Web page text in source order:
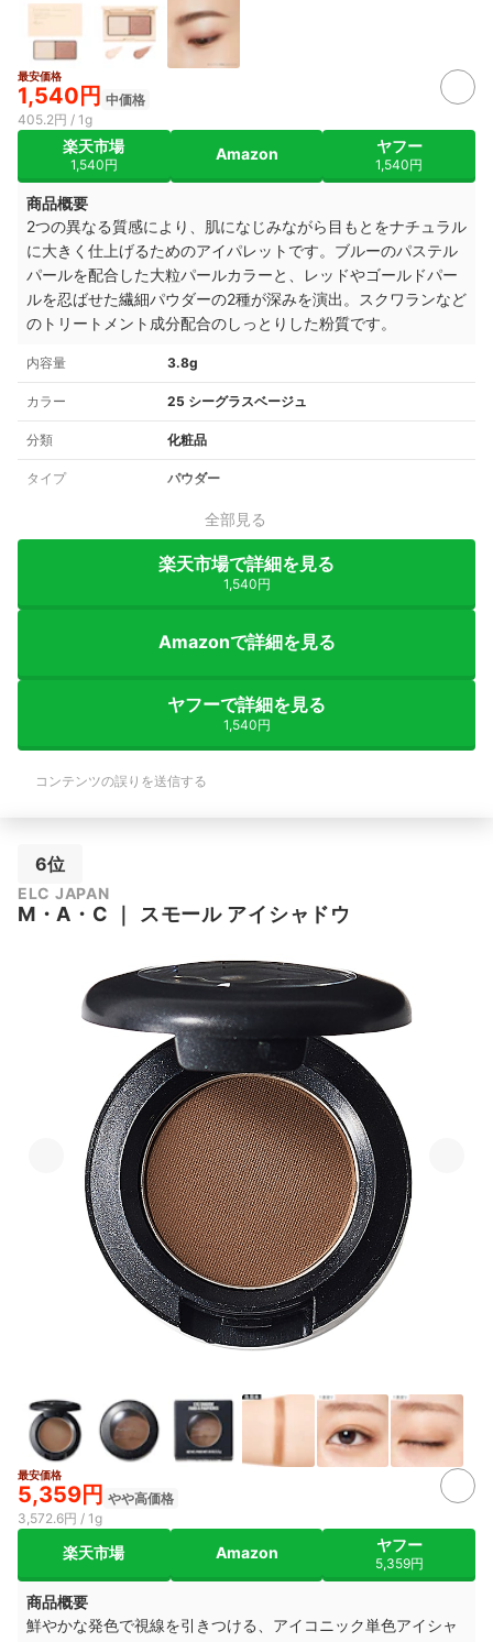
最安価格
1,540円 中価格
405.2円 / 1g
楽天市場
1,540円
Amazon ヤフー
1,540円
商品概要
2つの異なる質感により、肌になじみながら目もとをナチュラル
に大きく仕上げるためのアイパレットです。ブルーのパステル
パールを配合した大粒パールカラーと、レッドやゴールドパー
ルを忍ばせた繊細パウダーの2種が深みを演出。スクワランなど
のトリートメント成分配合のしっとりした粉質です。
内容量 3.8g
カラー 25 シーグラスベージュ
分類 化粧品
タイプ パウダー
全部見る
楽天市場で詳細を見る
1,540円
Amazonで詳細を見る
ヤフーで詳細を見る
1,540円
コンテンツの誤りを送信する
6位
ELC JAPAN
M・A・C ｜ スモール アイシャドウ
最安価格
5,359円 やや高価格
3,572.6円 / 1g
楽天市場 Amazon ヤフー
5,359円
商品概要
鮮やかな発色で視線を引きつける、アイコニック単色アイシャ